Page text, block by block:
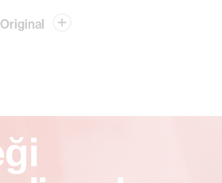
Original